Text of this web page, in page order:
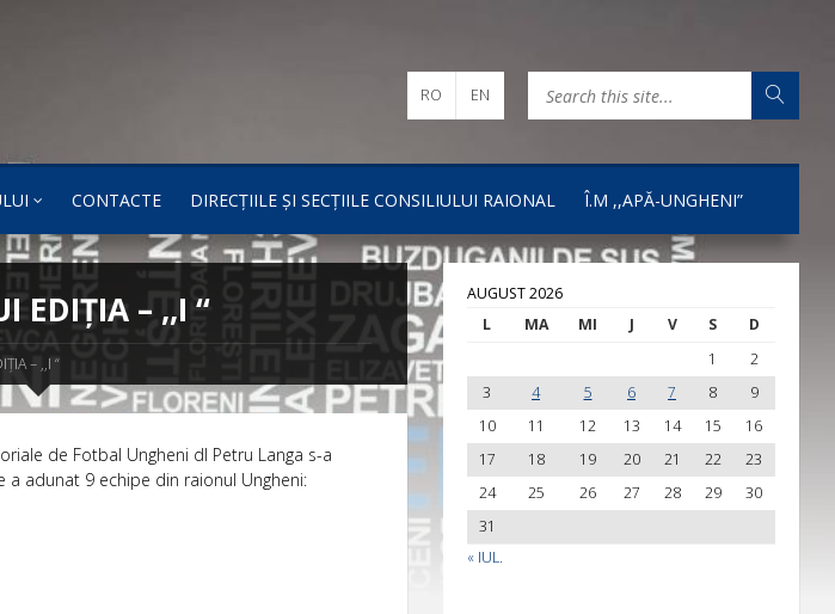
CONTACTE DIRECȚIILE ȘI SECȚIILE CONSILIULUI RAIONAL Î.M ,,APĂ-UNGHENI”
RO EN
EDIȚIA – ,,I “
– ,,I “
de Fotbal Ungheni dl Petru Langa s-a
adunat 9 echipe din raionul Ungheni:
AUGUST 2026
L
MA MI J V S D
« IUL.
1
2
3
4 5 6 7 8
9
10
11 12 13 14 15
16
17
18 19 20 21 22
23
24
25 26 27 28 29
30
31